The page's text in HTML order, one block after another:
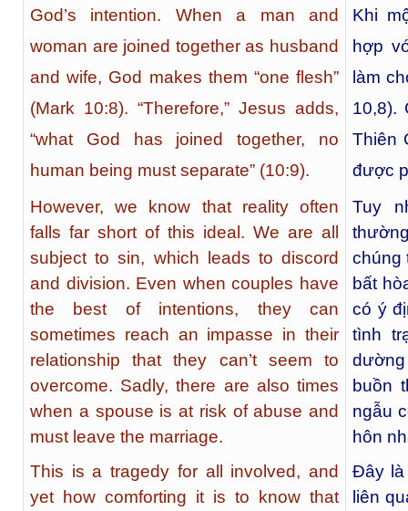
God’s intention. When a man and
woman are joined together as husband
and wife, God makes them “one flesh”
(Mark 10:8). “Therefore,” Jesus adds,
“what God has joined together, no
human being must separate” (10:9).
However, we know that reality often
falls far short of this ideal. We are all
subject to sin, which leads to discord
and division. Even when couples have
the best of intentions, they can
sometimes reach an impasse in their
relationship that they can’t seem to
overcome. Sadly, there are also times
when a spouse is at risk of abuse and
must leave the marriage.
This is a tragedy for all involved, and
yet how comforting it is to know that
Khi
hợp
làm
10,8).
Thiên
được
Tuy
chúng
bất
có ý
tình
buồn
ngẫu
hôn
Đây là
liên